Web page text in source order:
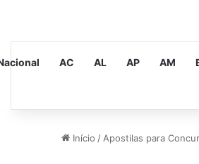
AC AL AP AM
Início / Apostilas para